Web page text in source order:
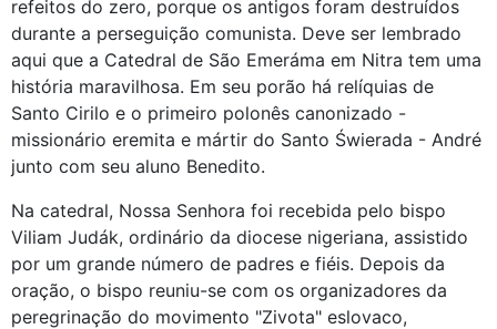
refeitos do zero, porque os antigos foram destruídos
durante a perseguição comunista. Deve ser lembrado
aqui que a Catedral de São Emeráma em Nitra tem uma
história maravilhosa. Em seu porão há relíquias de
Santo Cirilo e o primeiro polonês canonizado -
missionário eremita e mártir do Santo Świerada - André
junto com seu aluno Benedito.
Na catedral, Nossa Senhora foi recebida pelo bispo
Viliam Judák, ordinário da diocese nigeriana, assistido
por um grande número de padres e fiéis. Depois da
oração, o bispo reuniu-se com os organizadores da
peregrinação do movimento "Zivota" eslovaco,